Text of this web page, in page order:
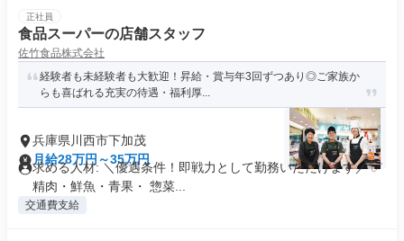
正社員
食品スーパーの店舗スタッフ
佐竹食品株式会社
経験者も未経験者も大歓迎！昇給・賞与年3回ずつあり◎ご家族か
らも喜ばれる充実の待遇・福利厚...
兵庫県川西市下加茂
月給28万円～35万円
求める人材: ＼優遇条件！即戦力として勤務いただけます／ ✅
精肉・鮮魚・青果・ 惣菜...
交通費支給